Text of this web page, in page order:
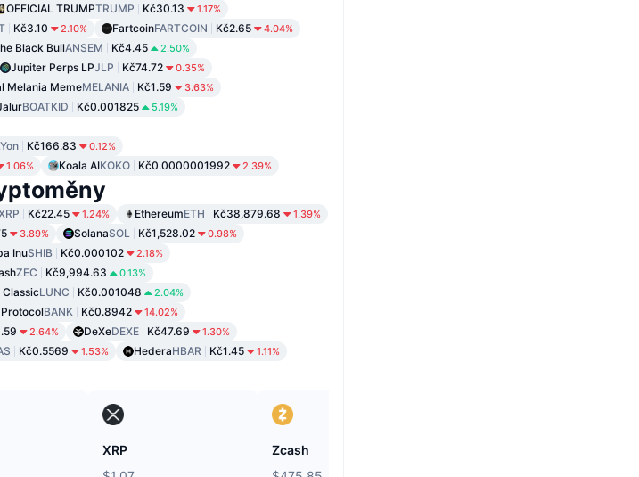
OFFICIAL TRUMPTRUMP Kč30.13 1.17%
Kč3.10 2.10% FartcoinFARTCOIN Kč2.65 4.04%
Black BullANSEM Kč4.45 2.50%
Jupiter Perps LPJLP Kč74.72 0.35%
Melania MemeMELANIA Kč1.59 3.63%
BOATKID Kč0.001825 5.19%
Kč166.83 0.12%
1.06% Koala AIKOKO Kč0.0000001992 2.39%
Kč22.45 1.24% EthereumETH Kč38,879.68 1.39%
3.89% SolanaSOL Kč1,528.02 0.98%
InuSHIB Kč0.000102 2.18%
ZEC Kč9,994.63 0.13%
ClassicLUNC Kč0.001048 2.04%
BANK Kč0.8942 14.02%
2.64% DeXeDEXE Kč47.69 1.30%
Kč0.5569 1.53% HederaHBAR Kč1.45 1.11%
XRP
Zcash